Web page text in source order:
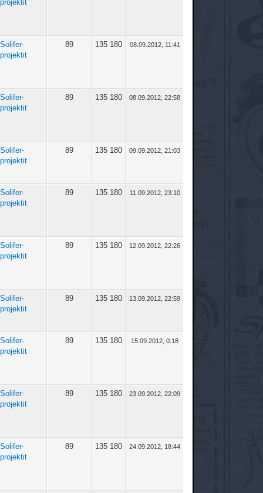
projektit
Solifer-
projektit
89 135 180 08.09.2012, 11:41
Solifer-
projektit
89 135 180 08.09.2012, 22:58
Solifer-
projektit
89 135 180 09.09.2012, 21:03
Solifer-
projektit
89 135 180 11.09.2012, 23:10
Solifer-
projektit
89 135 180 12.09.2012, 22:26
Solifer-
projektit
89 135 180 13.09.2012, 22:59
Solifer-
projektit
89 135 180 15.09.2012, 0:18
Solifer-
projektit
89 135 180 23.09.2012, 22:09
Solifer-
projektit
89 135 180 24.09.2012, 18:44